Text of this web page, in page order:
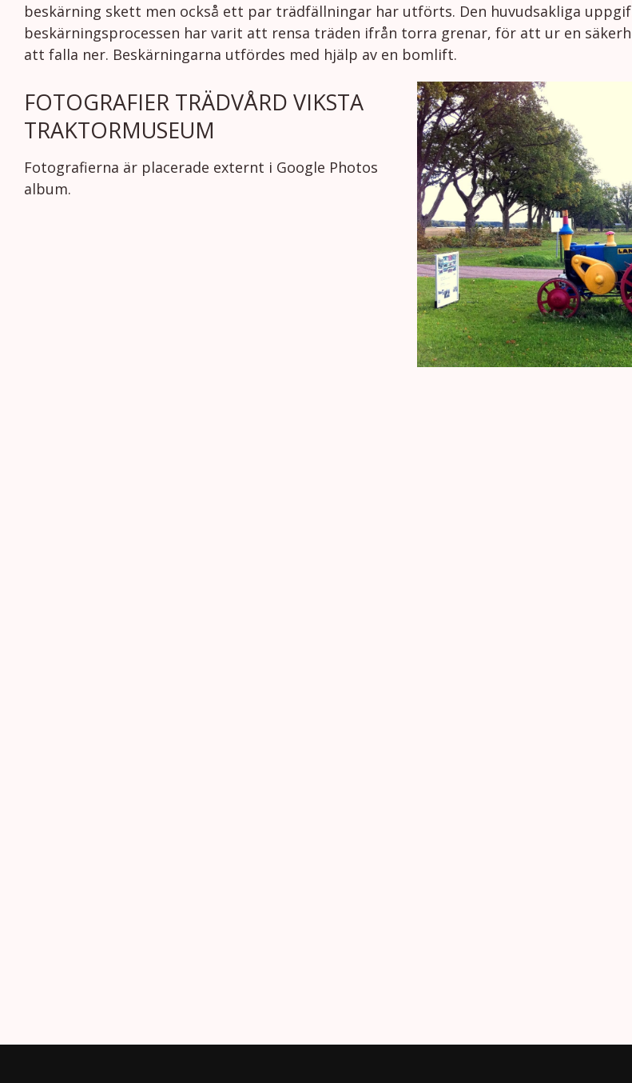
beskärning skett men också ett par trädfällningar har utförts. Den huvudsakliga
beskärningsprocessen har varit att rensa träden ifrån torra grenar, för att ur en
att falla ner. Beskärningarna utfördes med hjälp av en bomlift.
FOTOGRAFIER TRÄDVÅRD VIKSTA
TRAKTORMUSEUM
Fotografierna är placerade externt i Google Photos
album.